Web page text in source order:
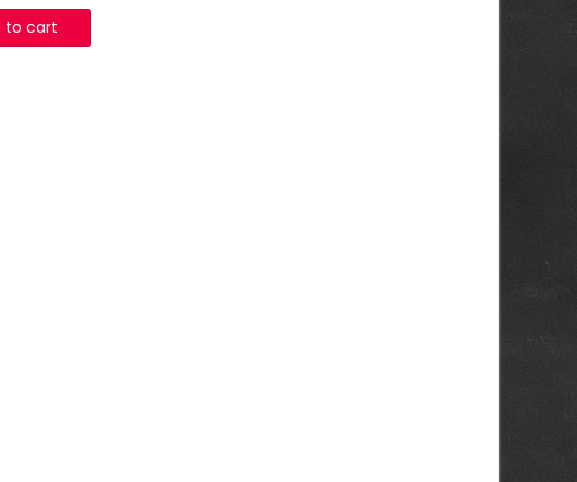
to cart